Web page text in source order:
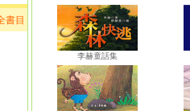
書目
李赫童話集